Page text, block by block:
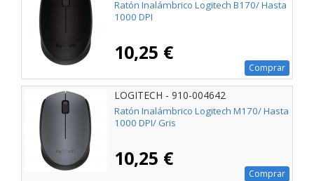
Ratón Inalámbrico Logitech B170/ Hasta
1000 DPI
10,25 €
Comprar
LOGITECH - 910-004642
Ratón Inalámbrico Logitech M170/ Hasta
1000 DPI/ Gris
10,25 €
Comprar